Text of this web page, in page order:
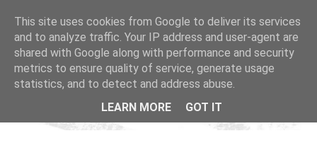
This site uses cookies from Google to deliver its services
and to analyze traffic. Your IP address and user-agent are
shared with Google along with performance and security
metrics to ensure quality of service, generate usage
statistics, and to detect and address abuse.
LEARN MORE
GOT IT